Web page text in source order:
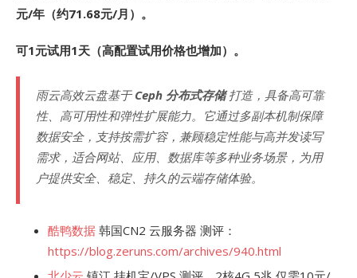
元/年（约71.68元/月）。
可1元试用1天（高配置试用价格也增加）。
雨云高效云盘基于 Ceph 分布式存储打造，具备高可靠
性、高可用性和弹性扩展能力。它通过多副本机制保障
数据安全，支持按需扩容，兼顾稳定性能与高并发读写
需求，适合网站、应用、数据库等多种业务场景，为用
户提供安全、稳定、持久的云端存储体验。
酷鸭数据 韩国CN2 云服务器 测评：
https://blog.zeruns.com/archives/940.html